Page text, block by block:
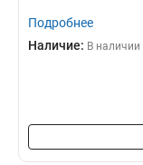
Подробнее
Наличие: В наличии